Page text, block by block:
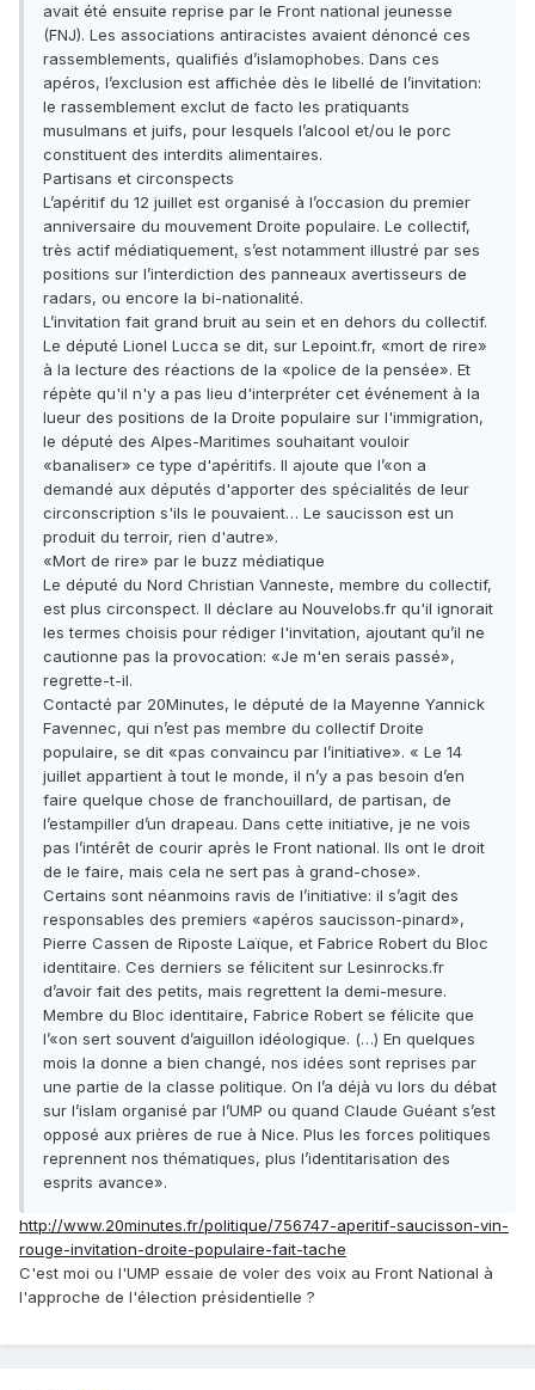
avait été ensuite reprise par le Front national jeunesse
(FNJ). Les associations antiracistes avaient dénoncé ces
rassemblements, qualifiés d’islamophobes. Dans ces
apéros, l’exclusion est affichée dès le libellé de l’invitation:
le rassemblement exclut de facto les pratiquants
musulmans et juifs, pour lesquels l’alcool et/ou le porc
constituent des interdits alimentaires.
Partisans et circonspects
L’apéritif du 12 juillet est organisé à l’occasion du premier
anniversaire du mouvement Droite populaire. Le collectif,
très actif médiatiquement, s’est notamment illustré par ses
positions sur l’interdiction des panneaux avertisseurs de
radars, ou encore la bi-nationalité.
L’invitation fait grand bruit au sein et en dehors du collectif.
Le député Lionel Lucca se dit, sur Lepoint.fr, «mort de rire»
à la lecture des réactions de la «police de la pensée». Et
répète qu'il n'y a pas lieu d'interpréter cet événement à la
lueur des positions de la Droite populaire sur l'immigration,
le député des Alpes-Maritimes souhaitant vouloir
«banaliser» ce type d'apéritifs. Il ajoute que l’«on a
demandé aux députés d'apporter des spécialités de leur
circonscription s'ils le pouvaient… Le saucisson est un
produit du terroir, rien d'autre».
«Mort de rire» par le buzz médiatique
Le député du Nord Christian Vanneste, membre du collectif,
est plus circonspect. Il déclare au Nouvelobs.fr qu'il ignorait
les termes choisis pour rédiger l'invitation, ajoutant qu’il ne
cautionne pas la provocation: «Je m'en serais passé»,
regrette-t-il.
Contacté par 20Minutes, le député de la Mayenne Yannick
Favennec, qui n’est pas membre du collectif Droite
populaire, se dit «pas convaincu par l’initiative». « Le 14
juillet appartient à tout le monde, il n’y a pas besoin d’en
faire quelque chose de franchouillard, de partisan, de
l’estampiller d’un drapeau. Dans cette initiative, je ne vois
pas l’intérêt de courir après le Front national. Ils ont le droit
de le faire, mais cela ne sert pas à grand-chose».
Certains sont néanmoins ravis de l’initiative: il s’agit des
responsables des premiers «apéros saucisson-pinard»,
Pierre Cassen de Riposte Laïque, et Fabrice Robert du Bloc
identitaire. Ces derniers se félicitent sur Lesinrocks.fr
d’avoir fait des petits, mais regrettent la demi-mesure.
Membre du Bloc identitaire, Fabrice Robert se félicite que
l’«on sert souvent d’aiguillon idéologique. (…) En quelques
mois la donne a bien changé, nos idées sont reprises par
une partie de la classe politique. On l’a déjà vu lors du débat
sur l’islam organisé par l’UMP ou quand Claude Guéant s’est
opposé aux prières de rue à Nice. Plus les forces politiques
reprennent nos thématiques, plus l’identitarisation des
esprits avance».
http://www.20minutes.fr/politique/756747-aperitif-saucisson-vin-
rouge-invitation-droite-populaire-fait-tache
C'est moi ou l'UMP essaie de voler des voix au Front National à
l'approche de l'élection présidentielle ?